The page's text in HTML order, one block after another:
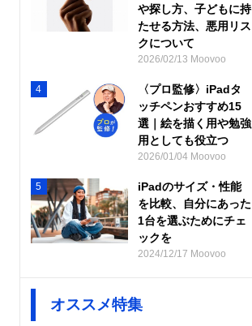
や探し方、子どもに持
たせる方法、悪用リス
クについて
2026/02/13 Moovoo
4
〈プロ監修〉iPadタ
ッチペンおすすめ15
選｜絵を描く用や勉強
用としても役立つ
2026/01/04 Moovoo
5
iPadのサイズ・性能
を比較、自分にあった
1台を選ぶためにチェ
ックを
2024/12/17 Moovoo
オススメ特集